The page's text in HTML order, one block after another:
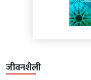
जीवनशैली